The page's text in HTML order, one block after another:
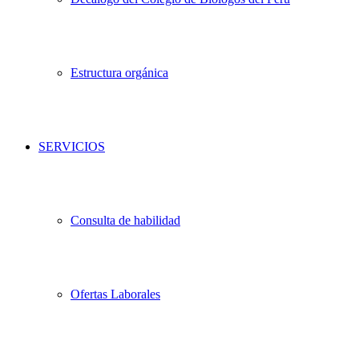
Estructura orgánica
SERVICIOS
Consulta de habilidad
Ofertas Laborales